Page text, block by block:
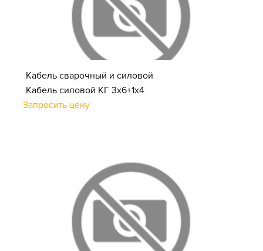
Кабель сварочный и силовой
Кабель силовой КГ 3х6+1х4
Запросить цену